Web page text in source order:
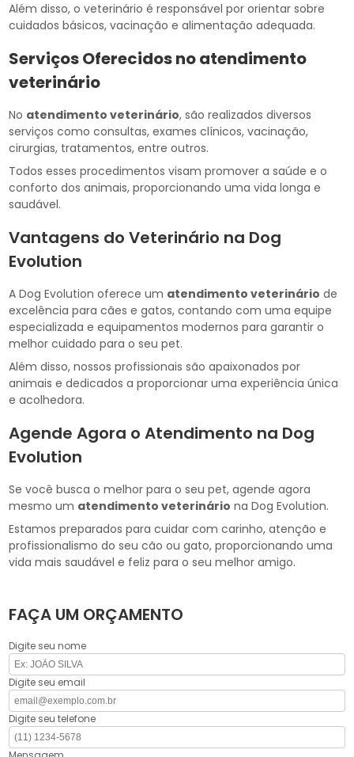
Além disso, o veterinário é responsável por orientar sobre
cuidados básicos, vacinação e alimentação adequada.
Serviços Oferecidos noatendimento
veterinário
No atendimento veterinário, são realizados diversos
serviços como consultas, exames clínicos, vacinação,
cirurgias, tratamentos, entre outros.
Todos esses procedimentos visam promover a saúde e o
conforto dos animais, proporcionando uma vida longa e
saudável.
Vantagens do Veterinário na Dog
Evolution
A Dog Evolution oferece um atendimento veterinário de
excelência para cães e gatos, contando com uma equipe
especializada e equipamentos modernos para garantir o
melhor cuidado para o seu pet.
Além disso, nossos profissionais são apaixonados por
animais e dedicados a proporcionar uma experiência única
e acolhedora.
Agende Agora o Atendimento na Dog
Evolution
Se você busca o melhor para o seu pet, agende agora
mesmo um atendimento veterinário na Dog Evolution.
Estamos preparados para cuidar com carinho, atenção e
profissionalismo do seu cão ou gato, proporcionando uma
vida mais saudável e feliz para o seu melhor amigo.
FAÇA UM ORÇAMENTO
Digite seu nome
Digite seu email
Digite seu telefone